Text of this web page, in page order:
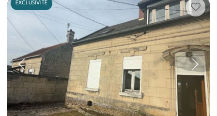
EXCLUSIVITÉ